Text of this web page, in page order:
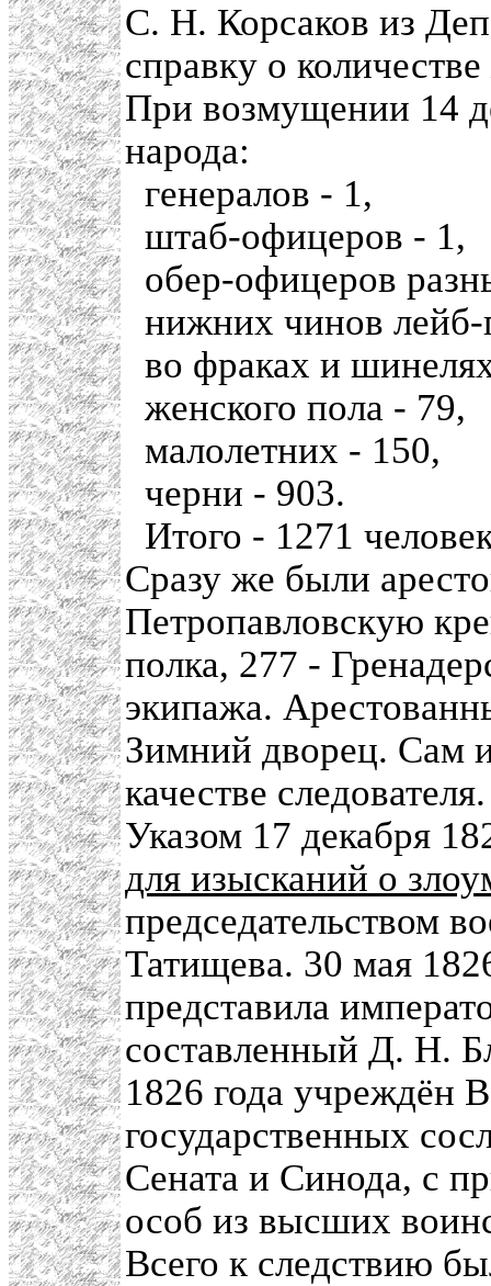
С. Н. Корсаков из
справку о
При возмущении 14
народа:
генералов - 1,
штаб-офицеров - 1,
обер-офицеров
нижних чинов лейб-
во фраках и
женского пола - 79,
малолетних - 150,
черни - 903.
Итого - 1271
Сразу же были
Петропавловскую
полка, 277 -
экипажа.
Зимний дворец. Сам
качестве следователя.
Указом 17 декабря
для изысканий о
председательством
Татищева. 30 мая
представила
составленный Д. Н.
1826 года учреждён
государственных
Сената и Синода, с
особ из высших
Всего к следствию